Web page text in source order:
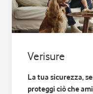
Verisure
La tua sicurezza,
proteggi ciò che